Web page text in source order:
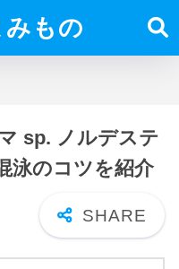
もの
sp. ノルデステ
泳のコツを紹介